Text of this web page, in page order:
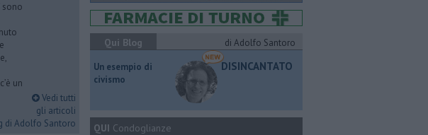
sono
un
Vedi tutti
gli articoli
di Adolfo Santoro
Qui Blog
di Adolfo Santoro
​Un esempio di
civismo
DISINCANTATO
QUI Condoglianze